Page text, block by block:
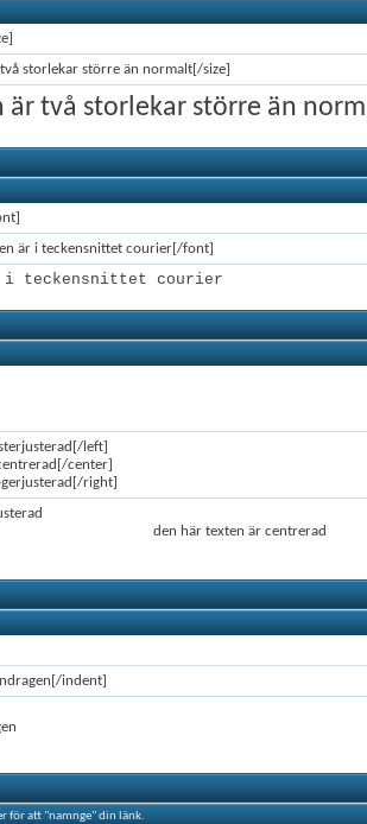
storlekar större än normalt[/size]
är två storlekar större än
är i teckensnittet courier[/font]
i teckensnittet courier
left]
center]
right]
den här texten är centrerad
indent]
för att "namnge" din länk.